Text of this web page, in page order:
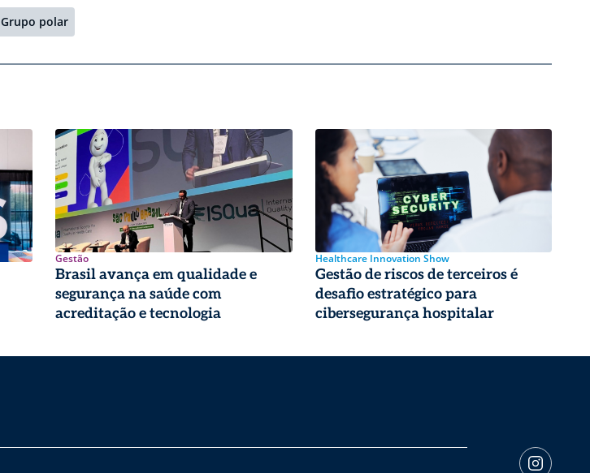
Grupo polar
Gestão
Brasil avança em qualidade e
segurança na saúde com
acreditação e tecnologia
Healthcare Innovation Show
Gestão de riscos de terceiros é
desafio estratégico para
cibersegurança hospitalar